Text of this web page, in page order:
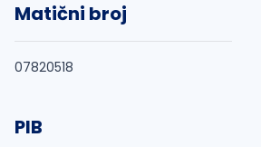
Matični broj
07820518
PIB